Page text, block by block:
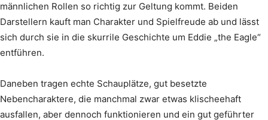
männlichen Rollen so richtig zur Geltung kommt. Beiden
Darstellern kauft man Charakter und Spielfreude ab und lässt
sich durch sie in die skurrile Geschichte um Eddie „the Eagle“
entführen.
Daneben tragen echte Schauplätze, gut besetzte
Nebencharaktere, die manchmal zwar etwas klischeehaft
ausfallen, aber dennoch funktionieren und ein gut geführter